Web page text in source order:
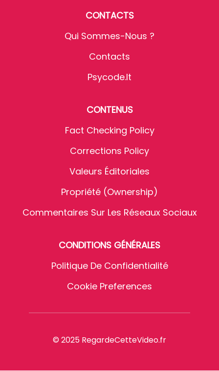
CONTACTS
Qui Sommes-Nous ?
Contacts
Psycode.it
CONTENUS
Fact Checking Policy
Corrections Policy
Valeurs Éditoriales
Propriété (Ownership)
Commentaires Sur Les Réseaux Sociaux
CONDITIONS GÉNÉRALES
Politique De Confidentialité
Cookie Preferences
© 2025 RegardeCetteVideo.fr